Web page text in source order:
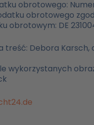
obrotowego:
obrotowego
obrotowym: DE
treść: Debora Karsch,
wykorzystanych